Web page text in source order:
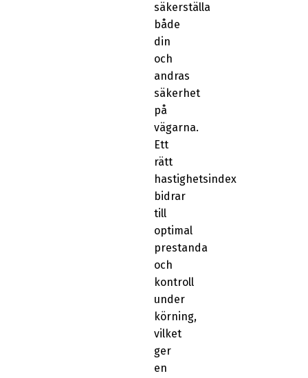
säkerställa
både
din
och
andras
säkerhet
på
vägarna.
Ett
rätt
hastighetsindex
bidrar
till
optimal
prestanda
och
kontroll
under
körning,
vilket
ger
en